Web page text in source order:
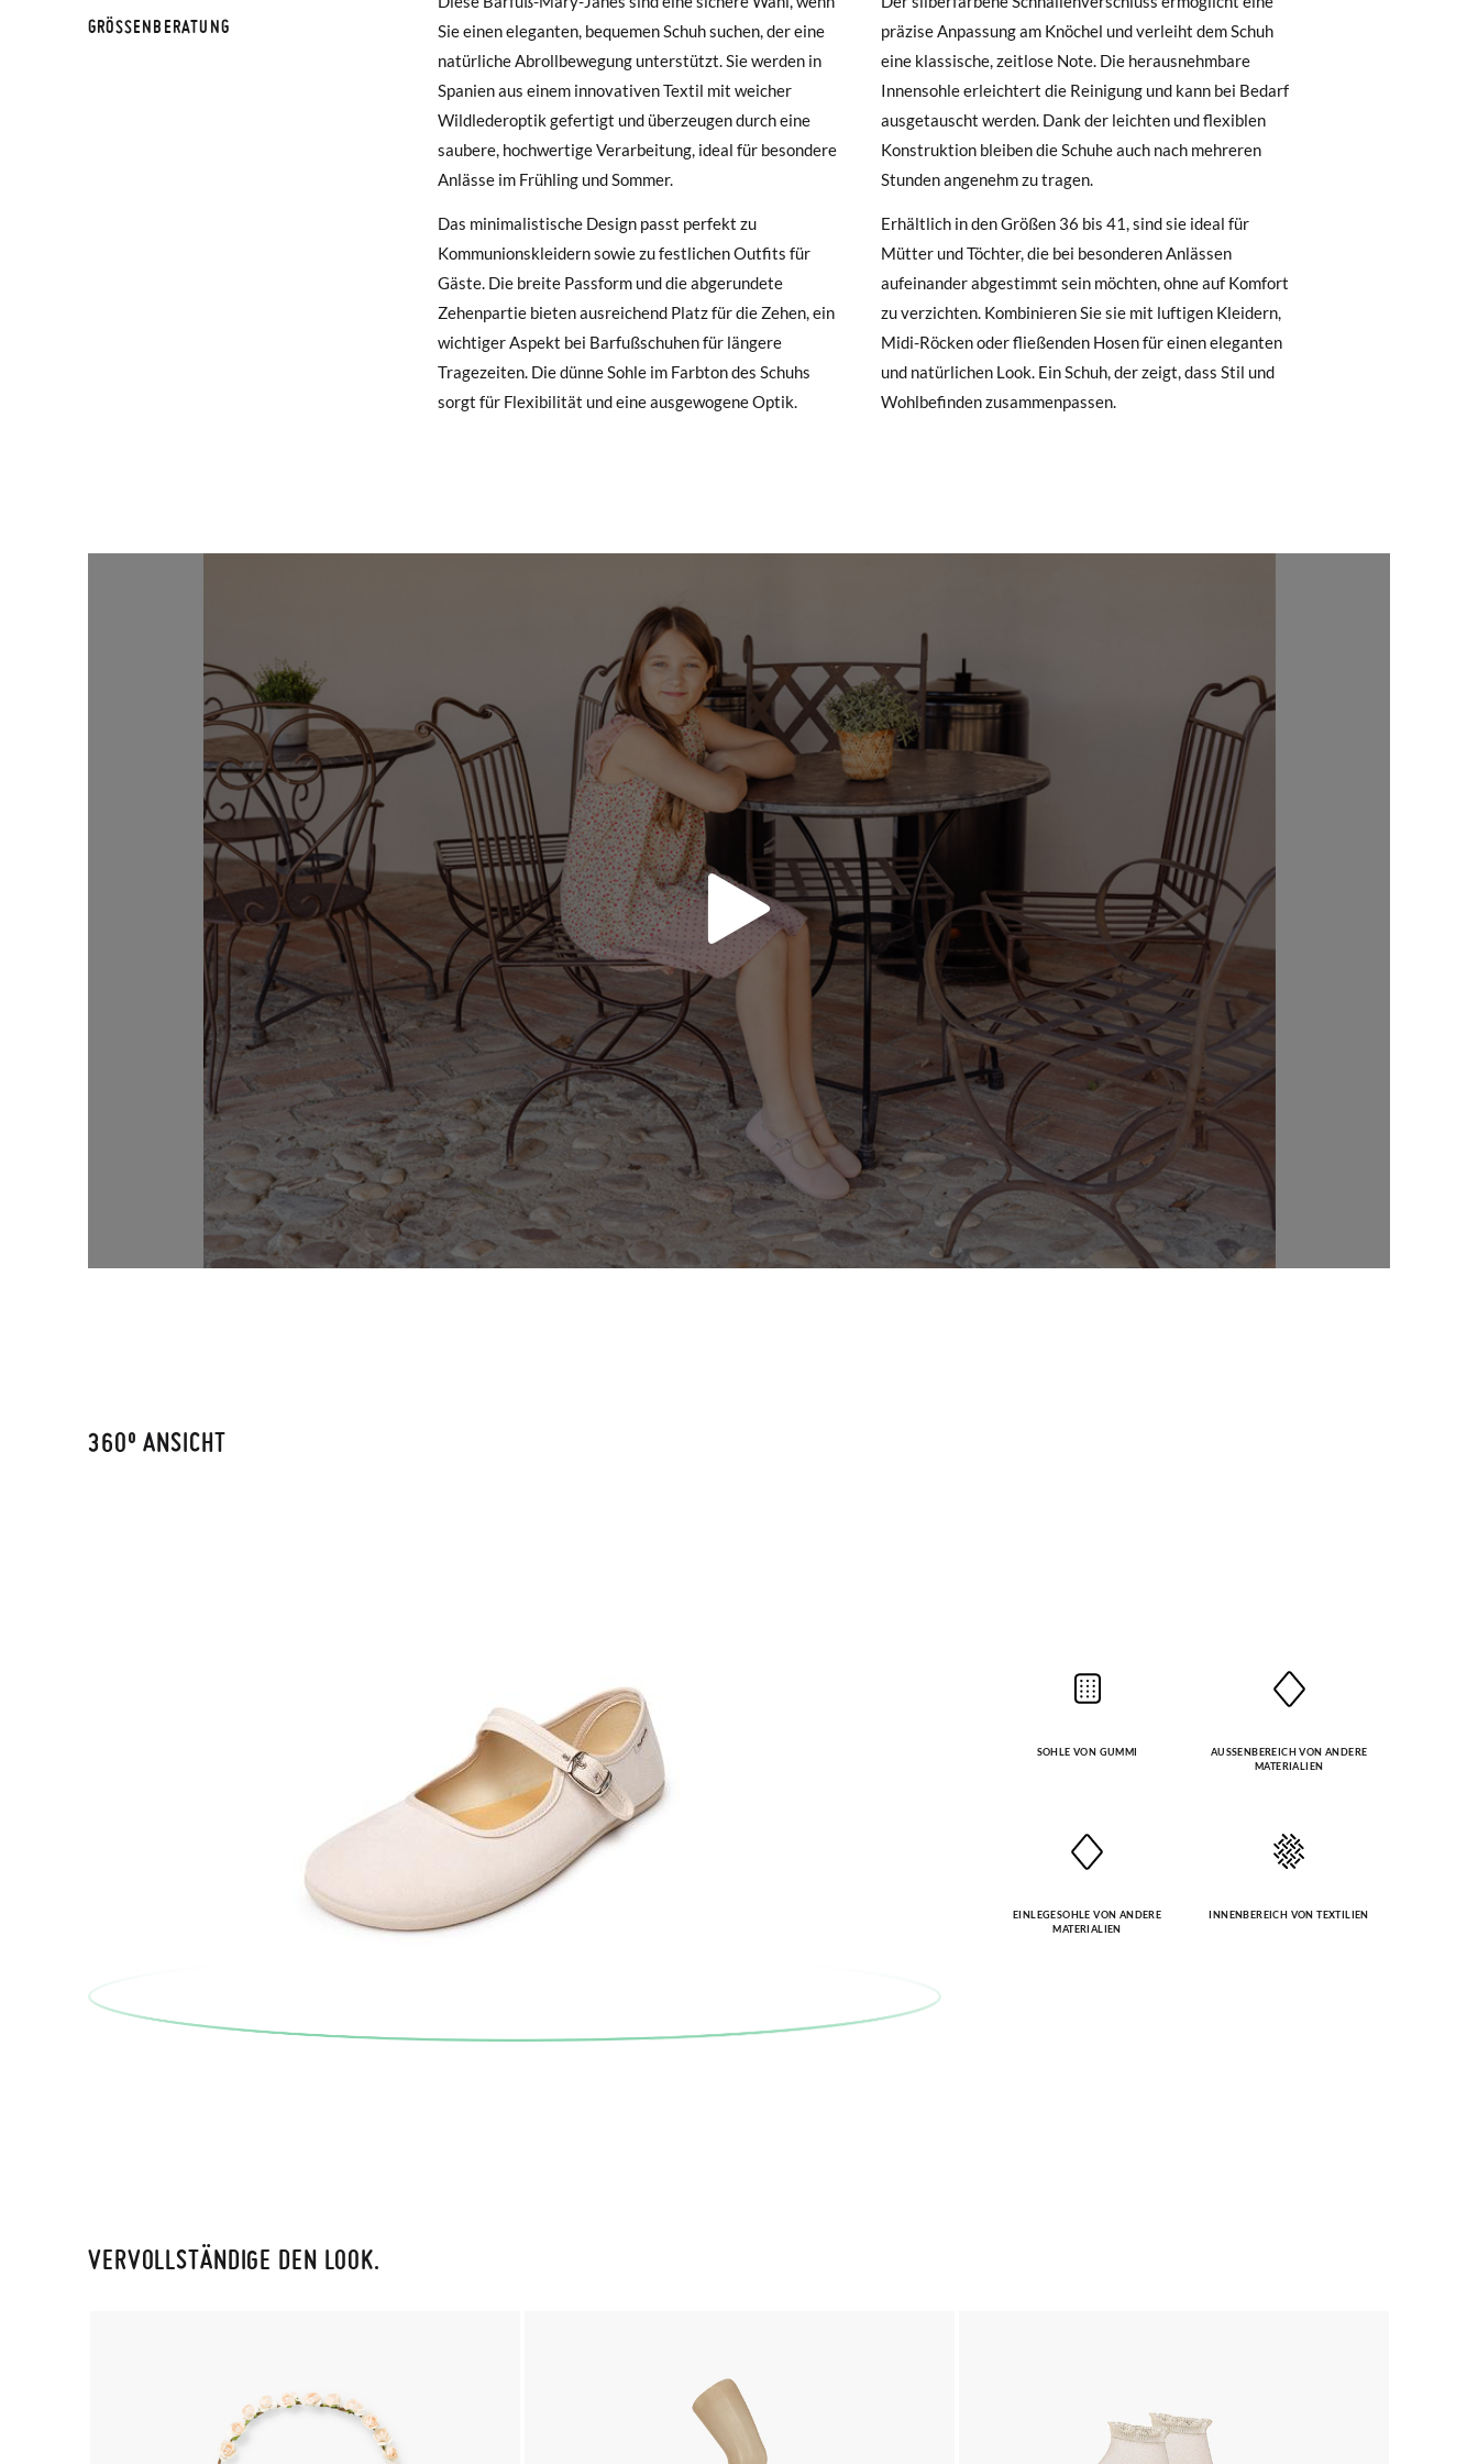
Sie einen eleganten, bequemen Schuh suchen, der eine
natürliche Abrollbewegung unterstützt. Sie werden in
Spanien aus einem innovativen Textil mit weicher
Wildlederoptik gefertigt und überzeugen durch eine
saubere, hochwertige Verarbeitung, ideal für besondere
Anlässe im Frühling und Sommer.
Das minimalistische Design passt perfekt zu
Kommunionskleidern sowie zu festlichen Outfits für
Gäste. Die breite Passform und die abgerundete
Zehenpartie bieten ausreichend Platz für die Zehen, ein
wichtiger Aspekt bei Barfußschuhen für längere
Tragezeiten. Die dünne Sohle im Farbton des Schuhs
sorgt für Flexibilität und eine ausgewogene Optik.
präzise Anpassung am Knöchel und verleiht dem Schuh
eine klassische, zeitlose Note. Die herausnehmbare
Innensohle erleichtert die Reinigung und kann bei Bedarf
ausgetauscht werden. Dank der leichten und flexiblen
Konstruktion bleiben die Schuhe auch nach mehreren
Stunden angenehm zu tragen.
Erhältlich in den Größen 36 bis 41, sind sie ideal für
Mütter und Töchter, die bei besonderen Anlässen
aufeinander abgestimmt sein möchten, ohne auf Komfort
zu verzichten. Kombinieren Sie sie mit luftigen Kleidern,
Midi-Röcken oder fließenden Hosen für einen eleganten
und natürlichen Look. Ein Schuh, der zeigt, dass Stil und
Wohlbefinden zusammenpassen.
Falls Ihre Schuhe ankommen und nicht ganz Ihren Vorstellungen entsprechen, können Sie ganz einfach eine kostenlose
Rücksendung beantragen.
Wenn Sie ein Kundenkonto haben, loggen Sie sich einfach ein, um den Vorgang zu starten. Wenn Sie als Gast bestellt
haben, besuchen Sie bitte unsere
und geben Sie Ihre Bestellnummer sowie die beim Kauf verwendete E-
GRÖSSENBERATUNG
360º ANSICHT
SOHLE VON GUMMI
AUSSENBEREICH VON ANDERE M
ATERIALIEN
EINLEGESOHLE VON ANDERE
MATERIALIEN
INNENBEREICH VON TEXTILIEN
VERVOLLSTÄNDIGE DEN LOOK.